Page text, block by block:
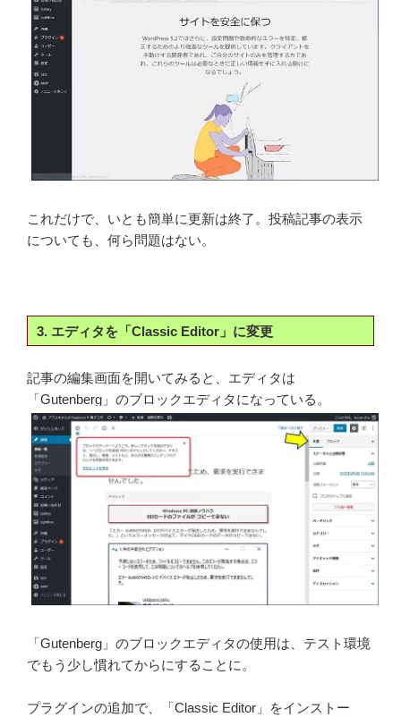
これだけで、いとも簡単に更新は終了。投稿記事の表示
についても、何ら問題はない。
3. エディタを「Classic Editor」に変更
記事の編集画面を開いてみると、エディタは
「Gutenberg」のブロックエディタになっている。
「Gutenberg」のブロックエディタの使用は、テスト環境
でもう少し慣れてからにすることに。
プラグインの追加で、「Classic Editor」をインストー